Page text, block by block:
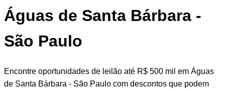
Águas de Santa Bárbara -
São Paulo
Encontre oportunidades de leilão até R$ 500 mil em Águas
de Santa Bárbara - São Paulo com descontos que podem